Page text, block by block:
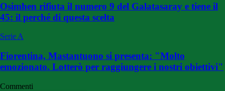
Osimhen rifiuta il numero 9 del Galatasaray e tiene il
45: il perché di questa scelta
Serie A
Fiorentina, Mastantuono si presenta: "Molto
emozionato. Lotterò per raggiungere i nostri obiettivi"
Commenti